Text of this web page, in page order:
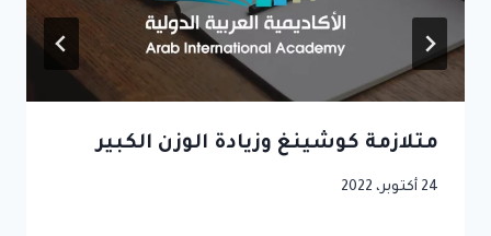
متلازمة كوشينغ وزيادة الوزن الكبير
24 أكتوبر، 2022